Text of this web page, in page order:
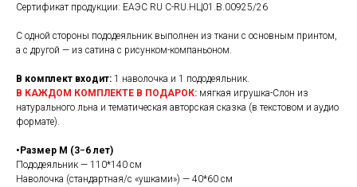
Сертификат продукции: EAЭС RU C-RU.НЦ01.В.00925/26
С одной стороны пододеяльник выполнен из ткани с основным принтом,
а с другой — из сатина с рисунком-компаньоном.
В комплект входит: 1 наволочка и 1 пододеяльник.
В КАЖДОМ КОМПЛЕКТЕ В ПОДАРОК: мягкая игрушка-Слон из
натурального льна и тематическая авторская сказка (в текстовом и аудио
формате).
•Размер М (3−6 лет)
Пододеяльник — 110*140 см
Наволочка (стандартная/с «ушками») — 40*60 см